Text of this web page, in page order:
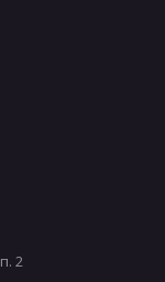
2